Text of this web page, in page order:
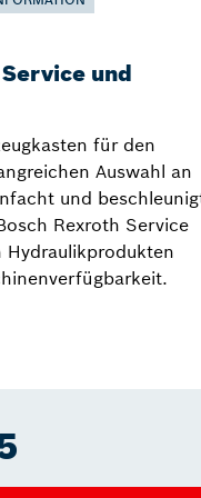
und
für den
Auswahl an
und
Rexroth Service